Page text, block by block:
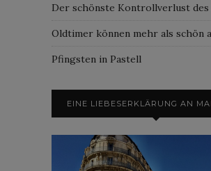
Der schönste Kontrollverlust des
Oldtimer können mehr als schön
Pfingsten in Pastell
EINE LIEBESERKLÄRUNG AN